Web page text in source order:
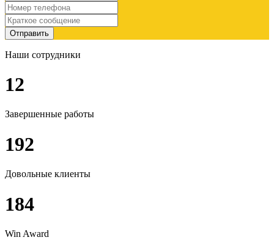
Отправить
Наши сотрудники
12
Завершенные работы
192
Довольные клиенты
184
Win Award